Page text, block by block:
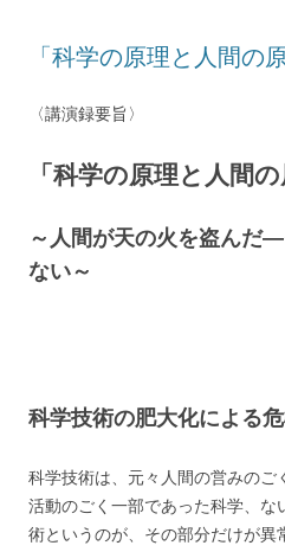
「科学の原理と人間の
〈講演録要旨〉
「科学の原理と人間の
～人間が天の火を盗んだ
ない～
科学技術の肥大化による
科学技術は、元々人間の営みのご
活動のごく一部であった科学、な
術というのが、その部分だけが異